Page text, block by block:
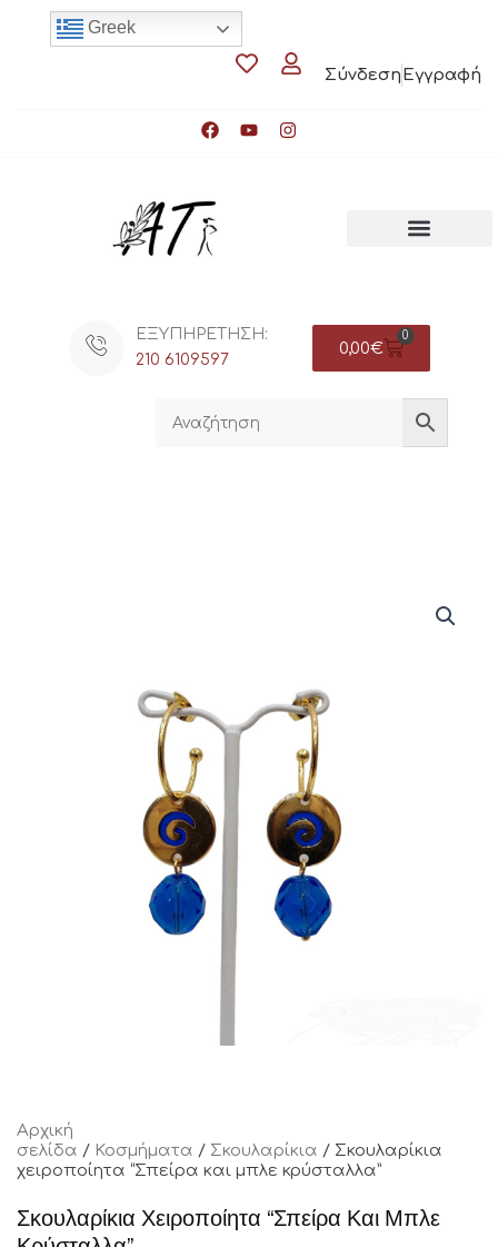
Σύνδεση Εγγραφή
Greek
ΕΞΥΠΗΡΕΤΗΣΗ:
210 6109597
0,00€
0
Αρχική
σελίδα / Κοσμήματα / Σκουλαρίκια / Σκουλαρίκια
χειροποίητα “Σπείρα και μπλε κρύσταλλα”
Σκουλαρίκια Χειροποίητα “Σπείρα Και Μπλε